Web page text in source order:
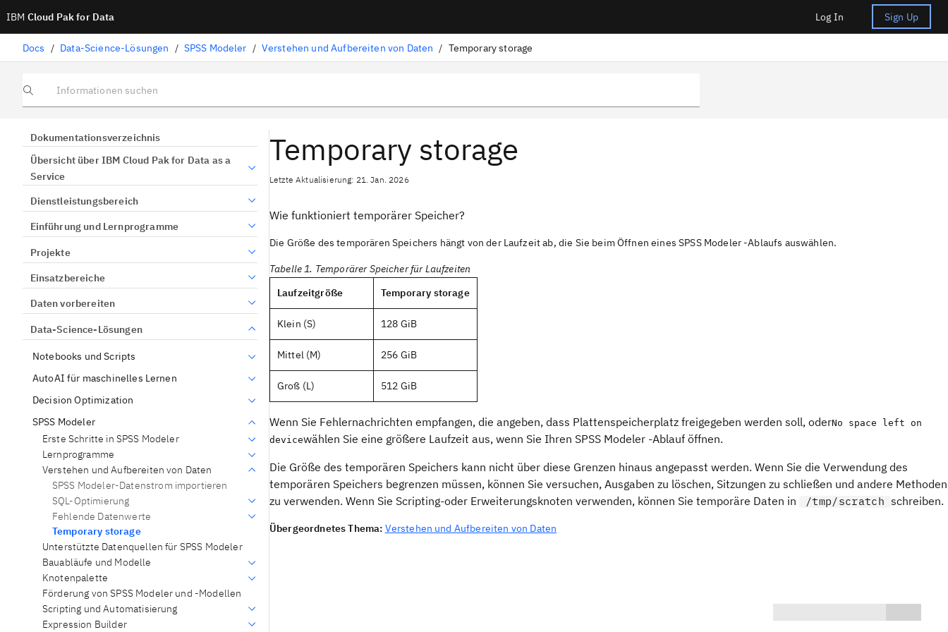
IBM Cloud Pak for Data Log In Sign Up
Docs / Data-Science-Lösungen / SPSS Modeler / Verstehen und Aufbereiten von Daten / Temporary storage
Informationen suchen
Dokumentationsverzeichnis
Übersicht über IBM Cloud Pak for Data as a
Service
Dienstleistungsbereich
Einführung und Lernprogramme
Projekte
Einsatzbereiche
Daten vorbereiten
Data-Science-Lösungen
Notebooks und Scripts
AutoAI für maschinelles Lernen
Decision Optimization
SPSS Modeler
Erste Schritte in SPSS Modeler
Lernprogramme
Verstehen und Aufbereiten von Daten
SPSS Modeler-Datenstrom importieren
SQL-Optimierung
Fehlende Datenwerte
Temporary storage
Unterstützte Datenquellen für SPSS Modeler
Bauabläufe und Modelle
Knotenpalette
Förderung von SPSS Modeler und -Modellen
Scripting und Automatisierung
Expression Builder
Temporary storage
Letzte Aktualisierung: 21. Jan. 2026
Wie funktioniert temporärer Speicher?
Die Größe des temporären Speichers hängt von der Laufzeit ab, die Sie beim Öffnen einesSPSS Modeler -Ablaufs auswählen.
Tabelle 1. Temporärer Speicher für Laufzeiten
Laufzeitgröße
Temporary storage
Klein (S) 128 GiB
Mittel (M) 256 GiB
Groß (L) 512 GiB
Wenn Sie Fehlernachrichten empfangen, die angeben, dass Plattenspeicherplatz freigegeben werden soll, oderNo space left on
devicewählen Sie eine größere Laufzeit aus, wenn Sie Ihren SPSS Modeler -Ablauf öffnen.
Die Größe des temporären Speichers kann nicht über diese Grenzen hinaus angepasst werden. Wenn Sie die Verwendung des
temporären Speichers begrenzen müssen, können Sie versuchen, Ausgaben zu löschen, Sitzungen zu schließen und andere Methoden
zu verwenden. Wenn Sie Scripting-oder Erweiterungsknoten verwenden, können Sie temporäre Daten in
/tmp/scratch schreiben.
Übergeordnetes Thema: Verstehen und Aufbereiten von Daten